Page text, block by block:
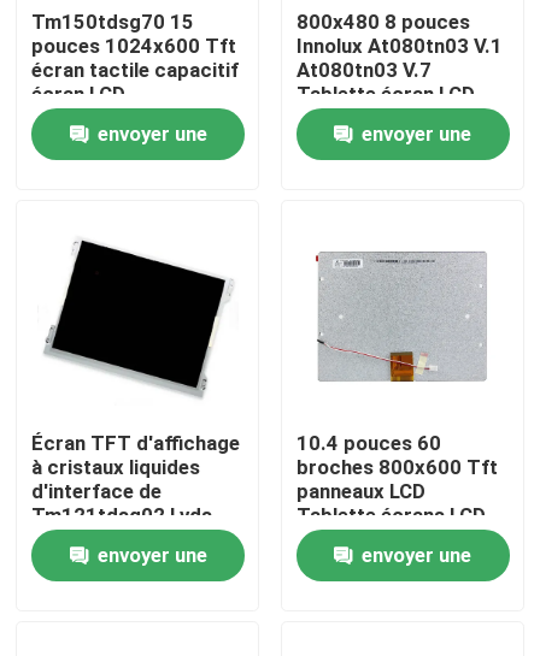
Produits
Vidéos
Visite de l'usine
Contrôle qualité
Nouvelles
Demandez un devis
Tm150tdsg70 15
pouces 1024x600 Tft
écran tactile capacitif
écran LCD
envoyer une
800x480 8 pouces
Innolux At080tn03 V.1
At080tn03 V.7
Tablette écran LCD
Tft
envoyer une
Écran TFT d'affichage
à cristaux liquides
d'interface de
Tm121tdsg02 Lvds
12,1 point culminant
du panneau 450cd/M2
d'affichage à cristaux
envoyer une
10.4 pouces 60
broches 800x600 Tft
panneaux LCD
Tablette écrans LCD
250cd/M2
Lsa40at9001
envoyer une